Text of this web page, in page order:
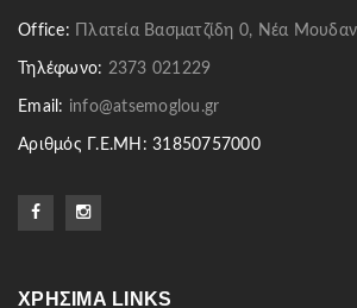
Office: Πλατεία Βασματζίδη 0, Νέα
Τηλέφωνο: 2373 021229
Email: info@atsemoglou.gr
Αριθμός Γ.Ε.ΜΗ: 31850757000
ΧΡΉΣΙΜΑ LINKS